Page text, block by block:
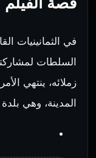
في الثمانينيات
السلطات
زملائه، ينتهي
المدينة، وهي